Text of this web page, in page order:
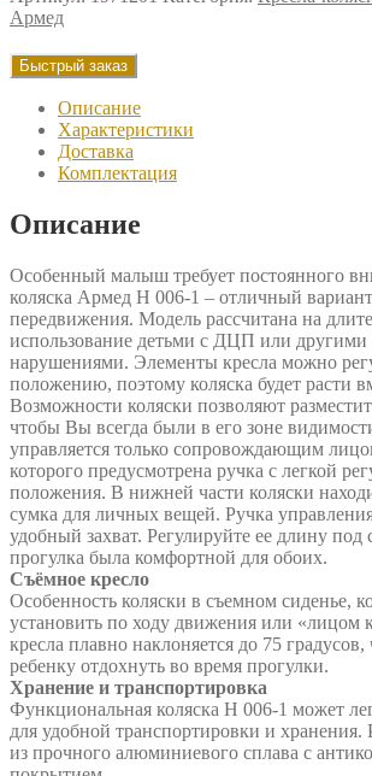
коляска
Армед
H006-
1
Армед
Быстрый заказ
Описание
Характеристики
Доставка
Комплектация
Описание
Особенный малыш требует постоянного
коляска Армед H 006-1 – отличный
передвижения. Модель рассчитана на
использование детьми с ДЦП или
нарушениями. Элементы кресла можно
положению, поэтому коляска будет расти
Возможности коляски позволяют
чтобы Вы всегда были в его зоне
управляется только сопровождающим
которого предусмотрена ручка с легкой
положения. В нижней части коляски
сумка для личных вещей. Ручка
удобный захват. Регулируйте ее длину под
прогулка была комфортной для обоих.
Съёмное кресло
Особенность коляски в съемном сиденье,
установить по ходу движения или «лицом
кресла плавно наклоняется до 75 градусов,
ребенку отдохнуть во время прогулки.
Хранение и транспортировка
Функциональная коляска H 006-1 может
для удобной транспортировки и хранения.
из прочного алюминиевого сплава с